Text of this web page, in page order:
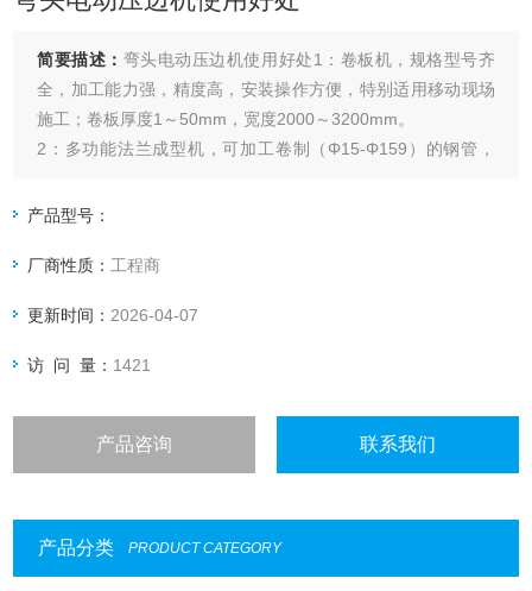
简要描述： 弯头电动压边机使用好处1：卷板机，规格型号齐
全，加工能力强，精度高，安装操作方便，特别适用移动现场
施工；卷板厚度1～50mm，宽度2000～3200mm。
2：多功能法兰成型机，可加工卷制（Φ15-Φ159）的钢管，
种规格型号的盘管、（5#-20#）槽钢等型材，一机多用，可大
产品型号：
厂商性质： 工程商
更新时间： 2026-04-07
访 问 量： 1421
产品咨询 联系我们
产品分类 PRODUCT CATEGORY